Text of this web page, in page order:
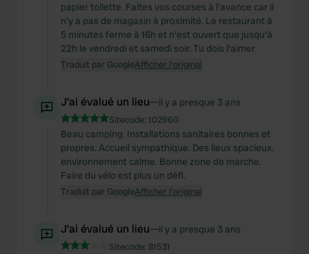
papier toilette. Faites vos courses à l'avance car il
n'y a pas de magasin à proximité. Le restaurant à
5 minutes ferme à 16h et n'est ouvert que jusqu'à
22h le vendredi et samedi soir. Tu dois l'aimer
Traduit par GoogleAfficher l'original
J'ai évalué un lieu—il y a presque 3 ans
Sitecode: 102960
Beau camping. Installations sanitaires bonnes et
propres. Accueil sympathique. Des lieux spacieux.
environnement calme. Bonne zone de marche.
Faire du vélo est plus un défi.
Traduit par GoogleAfficher l'original
J'ai évalué un lieu—il y a presque 3 ans
Sitecode: 81531